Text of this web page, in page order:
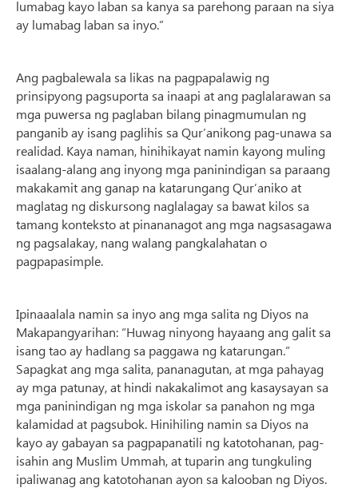
lumabag kayo laban sa kanya sa parehong paraan na siya
ay lumabag laban sa inyo.”
Ang pagbalewala sa likas na pagpapalawig ng
prinsipyong pagsuporta sa inaapi at ang paglalarawan sa
mga puwersa ng paglaban bilang pinagmumulan ng
panganib ay isang paglihis sa Qur’anikong pag-unawa sa
realidad. Kaya naman, hinihikayat namin kayong muling
isaalang-alang ang inyong mga paninindigan sa paraang
makakamit ang ganap na katarungang Qur’aniko at
maglatag ng diskursong naglalagay sa bawat kilos sa
tamang konteksto at pinananagot ang mga nagsasagawa
ng pagsalakay, nang walang pangkalahatan o
pagpapasimple.
Ipinaaalala namin sa inyo ang mga salita ng Diyos na
Makapangyarihan: “Huwag ninyong hayaang ang galit sa
isang tao ay hadlang sa paggawa ng katarungan.”
Sapagkat ang mga salita, pananagutan, at mga pahayag
ay mga patunay, at hindi nakakalimot ang kasaysayan sa
mga paninindigan ng mga iskolar sa panahon ng mga
kalamidad at pagsubok. Hinihiling namin sa Diyos na
kayo ay gabayan sa pagpapanatili ng katotohanan, pag-
isahin ang Muslim Ummah, at tuparin ang tungkuling
ipaliwanag ang katotohanan ayon sa kalooban ng Diyos.